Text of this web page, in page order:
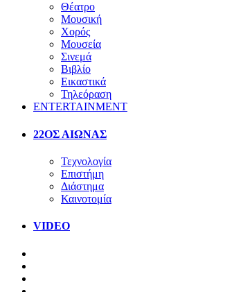
Θέατρο
Μουσική
Χορός
Μουσεία
Σινεμά
Βιβλίο
Εικαστικά
Τηλεόραση
ENTERTAINMENT
22ΟΣ ΑΙΩΝΑΣ
Τεχνολογία
Επιστήμη
Διάστημα
Καινοτομία
VIDEO